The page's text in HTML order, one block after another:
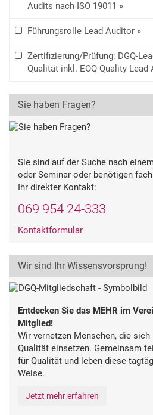
Audits nach ISO 19011 »
Führungsrolle Lead Auditor »
Zertifizierung/Prüfung: DGQ-
Qualität inkl. EOQ Quality Lead
Sie haben Fragen?
Sie sind auf der Suche nach
oder Seminar oder benötigen
Ihr direkter Kontakt:
069 954 24-333
Kontaktformular
Wir sind Ihr Wissensvorsprung!
Entdecken Sie das MEHR im
Mitglied!
Wir vernetzen Menschen, die
Qualität einsetzen. Gemeinsam
für Qualität und leben diese
Weise.
Jetzt mehr erfahren